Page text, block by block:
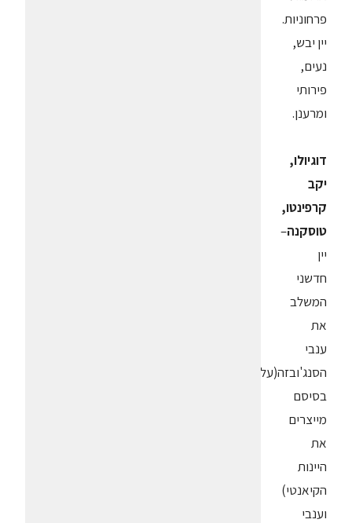
פרחוניות.
יין יבש,
נעים,
פירותי
ומרענן.
דוגיולו,
יקב
קרפינטו,
טוסקנה–
יין
חדשני
המשלב
את
ענבי
הסנג'ובזה(על
בסיסם
מייצרים
את
היינות
הקיאנטי)
וענבי